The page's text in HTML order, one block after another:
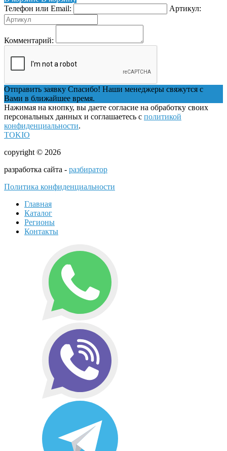
Телефон или Email:
Артикул:
Комментарий:
Отправить заявку Спасибо! Наши менеджеры свяжутся с
Вами в ближайшее время.
Нажимая на кнопку, вы даете согласие на обработку своих
персональных данных и соглашаетесь с политикой
конфиденциальности.
TOKIO
copyright © 2026
разработка сайта - разбиратор
Политика конфиденциальности
Главная
Каталог
Регионы
Контакты